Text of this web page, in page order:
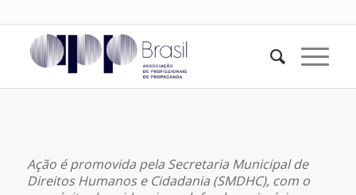
Ação é promovida pela Secretaria Municipal de
Direitos Humanos e Cidadania (SMDHC), com o